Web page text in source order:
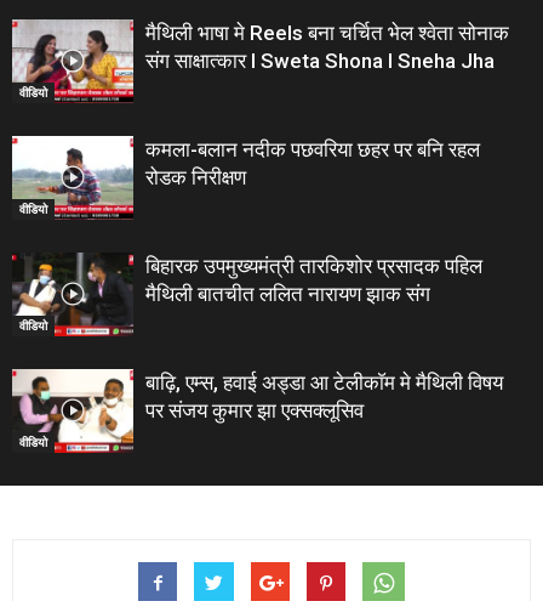
वीडियो
मैथिली भाषा मे Reels बना चर्चित भेल श्वेता सोनाक
संग साक्षात्कार I Sweta Shona I Sneha Jha
वीडियो
कमला-बलान नदीक पछवरिया छहर पर बनि रहल
रोडक निरीक्षण
वीडियो
बिहारक उपमुख्यमंत्री तारकिशोर प्रसादक पहिल
मैथिली बातचीत ललित नारायण झाक संग
वीडियो
बाढ़ि, एम्स, हवाई अड्डा आ टेलीकाॅम मे मैथिली विषय
पर संजय कुमार झा एक्सक्लूसिव